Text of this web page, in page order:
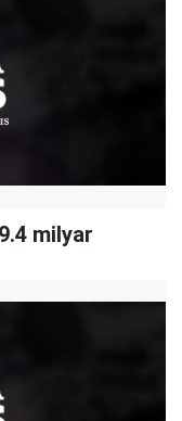
milyar